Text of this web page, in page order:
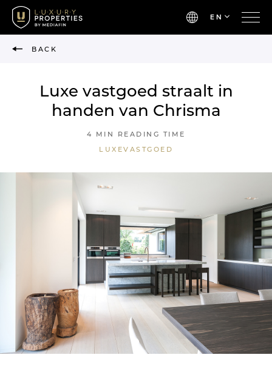
EN
BACK
Luxe vastgoed straalt in
handen van Chrisma
4 MIN READING TIME
LUXEVASTGOED